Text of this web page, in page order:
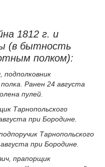
1812 г. и
(в бытность
полком):
подполковник
Ранен 24 августа
пулей.
Тарнопольского
при Бородине.
Тарнопольского
при Бородине.
прапорщик